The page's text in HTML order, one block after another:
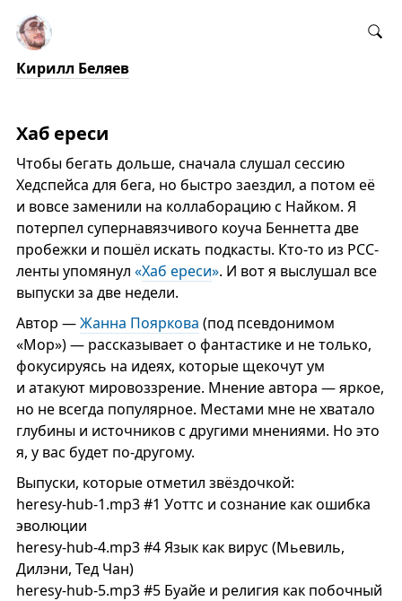
Кирилл Беляев
Хаб ереси
Чтобы бегать дольше, сначала слушал сессию
Хедспейса для бега, но быстро заездил, а потом её
и вовсе заменили на коллаборацию с Найком. Я
потерпел супернавязчивого коуча Беннетта две
пробежки и пошёл искать подкасты. Кто-то из РСС-
ленты упомянул «Хаб ереси». И вот я выслушал все
выпуски за две недели.
Автор —Жанна Пояркова (под псевдонимом
«Мор») — рассказывает о фантастике и не только,
фокусируясь на идеях, которые щекочут ум
и атакуют мировоззрение. Мнение автора — яркое,
но не всегда популярное. Местами мне не хватало
глубины и источников с другими мнениями. Но это
я, у вас будет по-другому.
Выпуски, которые отметил звёздочкой:
heresy-hub-1.mp3 #1 Уоттс и сознание как ошибка
эволюции
heresy-hub-4.mp3 #4 Язык как вирус (Мьевиль,
Дилэни, Тед Чан)
heresy-hub-5.mp3 #5 Буайе и религия как побочный